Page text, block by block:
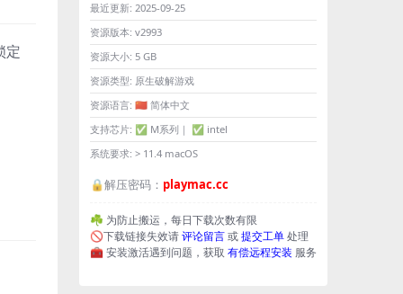
定
最近更新: 2025-09-25
资源版本: v2993
资源大小: 5 GB
资源类型: 原生破解游戏
资源语言: 🇨🇳 简体中文
支持芯片: ✅ M系列｜ ✅ intel
系统要求: > 11.4 macOS
🔒解压密码： playmac.cc
☘️ 为防止搬运，每日下载次数有限
🚫下载链接失效请评论留言或提交工单处理
🧰 安装激活遇到问题，获取 有偿远程安装 服务